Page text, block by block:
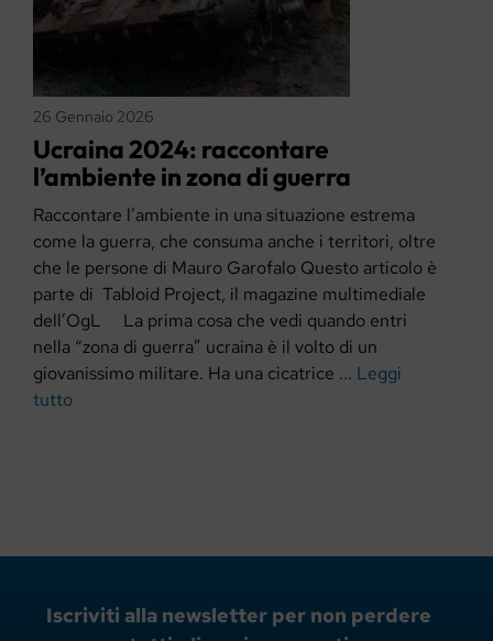
26 Gennaio 2026
Ucraina 2024: raccontare
l’ambiente in zona di guerra
Raccontare l’ambiente in una situazione estrema
come la guerra, che consuma anche i territori, oltre
che le persone di Mauro Garofalo Questo articolo è
parte di Tabloid Project, il magazine multimediale
dell’OgL La prima cosa che vedi quando entri
nella “zona di guerra” ucraina è il volto di un
giovanissimo militare. Ha una cicatrice ... Leggi
tutto
Iscriviti alla newsletter per non perdere